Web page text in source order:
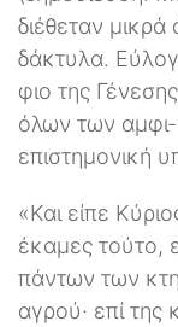
διέθεταν
δάκτυλα.
φιο της
όλων των
επιστημονική
«Και είπε
έκαμες τούτο,
πάντων των
αγρού· επί της